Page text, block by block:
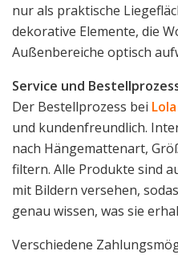
nur als praktische
dekorative Elemente, die
Außenbereiche optisch
Service und
Der Bestellprozess bei
und kundenfreundlich.
nach Hängemattenart,
filtern. Alle Produkte sind
mit Bildern versehen,
genau wissen, was sie
Verschiedene